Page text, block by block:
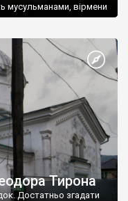
мусульманами, вірмени
Тирона
Достатньо згадати